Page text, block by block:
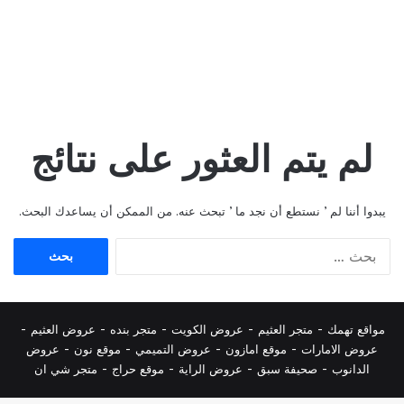
لم يتم العثور على نتائج
يبدوا أننا لم ’ نستطع أن نجد ما ’ تبحث عنه. من الممكن أن يساعدك البحث.
مواقع تهمك - متجر العثيم - عروض الكويت - متجر بنده - عروض العثيم -
عروض الامارات - موقع امازون - عروض التميمي - موقع نون - عروض
الدانوب - صحيفة سبق - عروض الراية - موقع حراج - متجر شي ان